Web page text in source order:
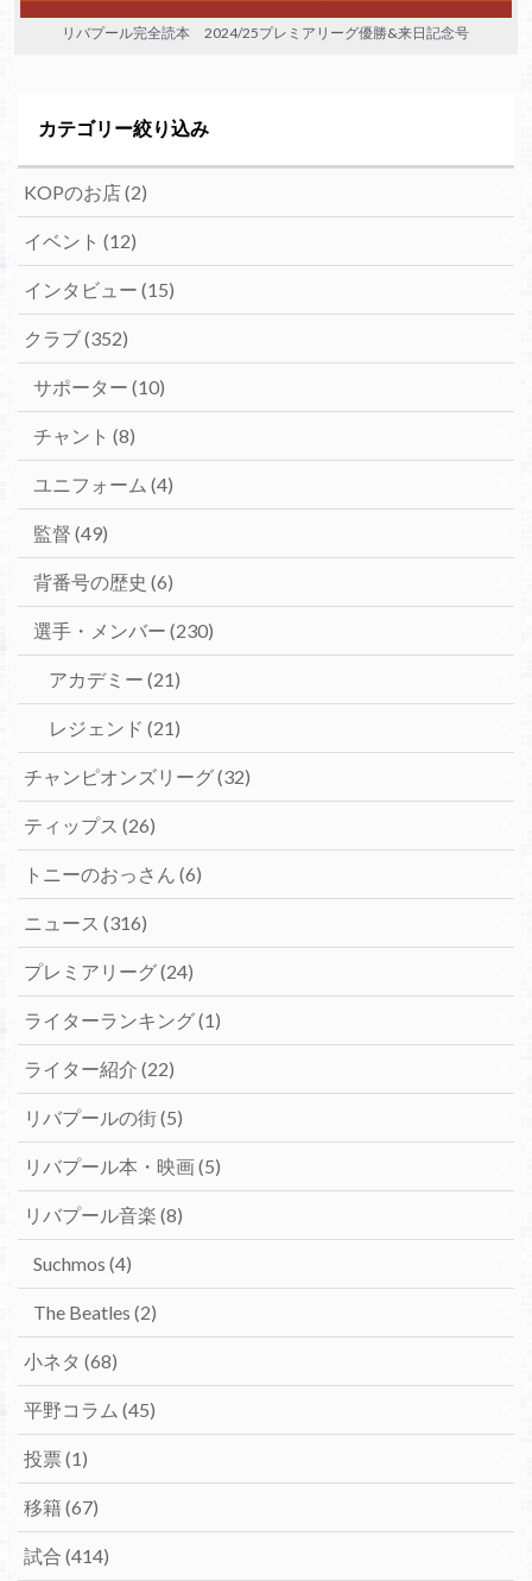
リバプール完全読本 2024/25プレミアリーグ優勝&来日記念号
カテゴリー絞り込み
KOPのお店(2)
イベント (12)
インタビュー (15)
クラブ(352)
サポーター (10)
チャント (8)
ユニフォーム (4)
監督 (49)
背番号の歴史 (6)
選手・メンバー (230)
アカデミー (21)
レジェンド (21)
チャンピオンズリーグ(32)
ティップス (26)
トニーのおっさん (6)
ニュース (316)
プレミアリーグ(24)
ライターランキング(1)
ライター紹介 (22)
リバプールの街(5)
リバプール本・映画(5)
リバプール音楽 (8)
Suchmos (4)
The Beatles (2)
小ネタ (68)
平野コラム (45)
投票 (1)
移籍(67)
試合 (414)